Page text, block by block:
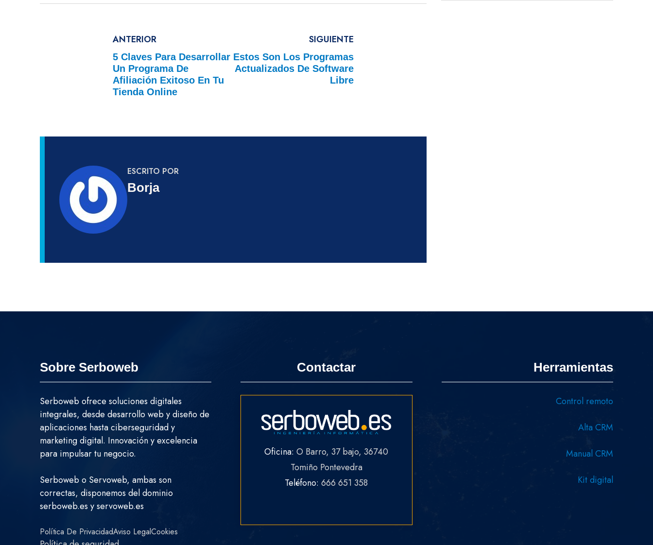
ANTERIOR
5 Claves Para Desarrollar
Un Programa De
Afiliación Exitoso En Tu
Tienda Online
SIGUIENTE
Estos Son Los Programas
Actualizados De Software
Libre
ESCRITO POR
Borja
Sobre Serboweb
Serboweb ofrece soluciones digitales
integrales, desde desarrollo web y diseño de
aplicaciones hasta ciberseguridad y
marketing digital. Innovación y excelencia
para impulsar tu negocio.
Serboweb o Servoweb, ambas son
correctas, disponemos del dominio
serboweb.es y servoweb.es
Política De PrivacidadAviso LegalCookies
Contactar
Oficina:O Barro, 37 bajo, 36740
Tomiño Pontevedra
Teléfono:666 651 358
Herramientas
Control remoto
Alta CRM
Manual CRM
Kit digital